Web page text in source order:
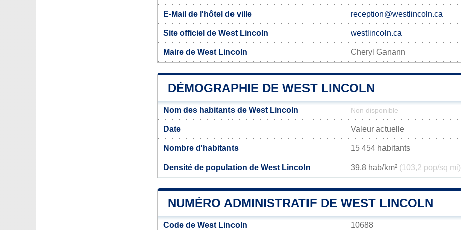
E-Mail de l'hôtel de ville reception@westlincoln.ca
Site officiel de West Lincoln westlincoln.ca
Maire de West Lincoln Cheryl Ganann
DÉMOGRAPHIE DE WEST LINCOLN
Nom des habitants de West Lincoln Non disponible
Date Valeur actuelle
Nombre d'habitants 15 454 habitants
Densité de population de West Lincoln 39,8 hab/km² (103,2 pop/sq mi)
NUMÉRO ADMINISTRATIF DE WEST LINCOLN
Code de West Lincoln 10688